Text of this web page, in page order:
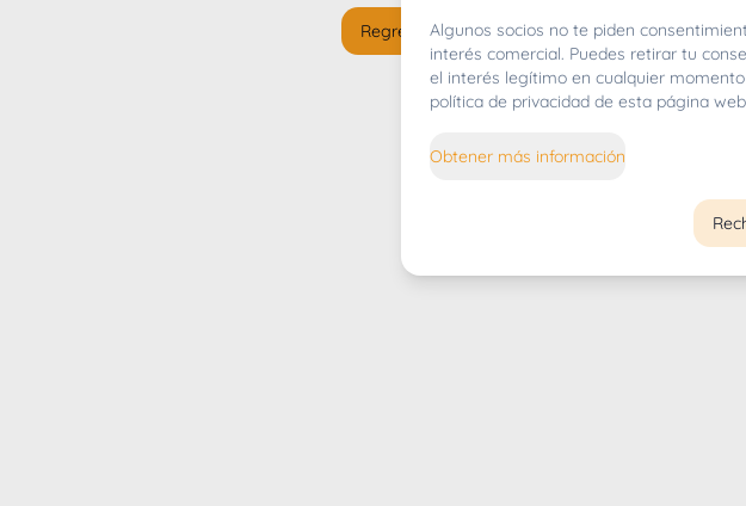
Regresar al inicioAlgunos socios no te piden
interés comercial. Puedes retirar tu
el interés legítimo en cualquier
política de privacidad de esta página
Obtener más información